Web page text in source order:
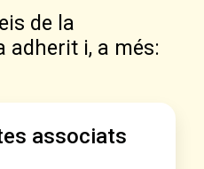
de la
adherit i, a més:
associats